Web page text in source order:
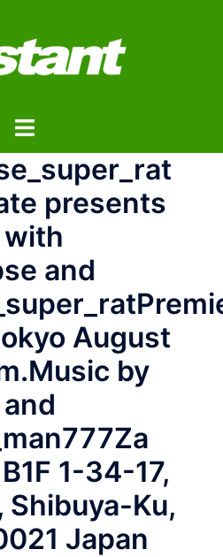
ト
ル
メ
ニ
ュ
presents
with
and
August
by
1-34-17,
Shibuya-Ku,
Japan